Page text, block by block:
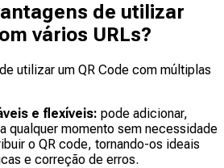
de utilizar
vários URLs?
utilizar um QR Code com múltiplas
e flexíveis: pode adicionar,
qualquer momento sem necessidade
o QR code, tornando-os ideais
e correção de erros.